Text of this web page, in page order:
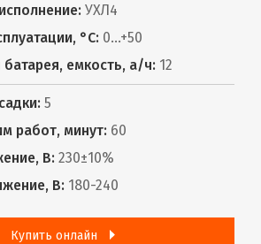
УХЛ4
°С: 0...+50
емкость, а/ч: 12
5
работ, минут: 60
В: 230±10%
В: 180-240
Купить онлайн